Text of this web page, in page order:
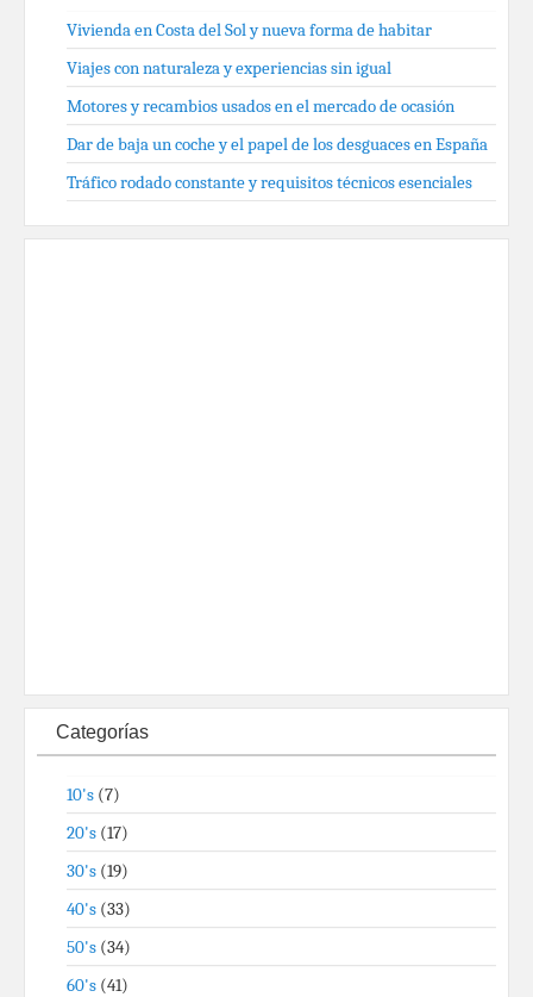
Vivienda en Costa del Sol y nueva forma de habitar
Viajes con naturaleza y experiencias sin igual
Motores y recambios usados en el mercado de ocasión
Dar de baja un coche y el papel de los desguaces en España
Tráfico rodado constante y requisitos técnicos esenciales
Categorías
10's (7)
20's (17)
30's (19)
40's (33)
50's (34)
60's (41)